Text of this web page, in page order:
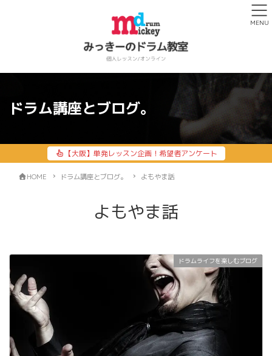
ドラム講座とブログ。
【大阪】単発レッスン企画！希望者アンケート
HOME ドラム講座とブログ。 よもやま話
よもやま話
ドラムライフを楽しむブログ
MENU